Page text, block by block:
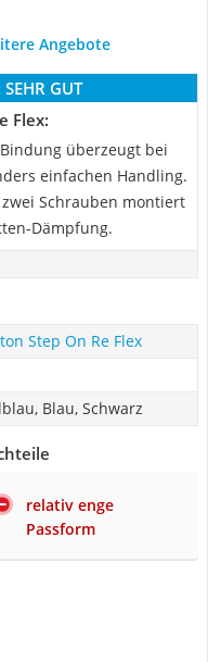
Angebote
SEHR GUT
Flex:
überzeugt bei
einfachen Handling.
Schrauben montiert
Dämpfung.
Step On Re Flex
Blau, Schwarz
relativ enge
Passform